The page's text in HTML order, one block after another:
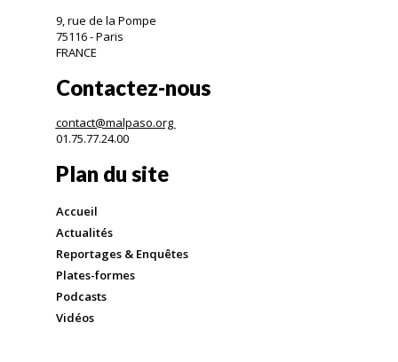
9, rue de la Pompe
75116 - Paris
FRANCE
Contactez-nous
contact@malpaso.org
01.75.77.24.00
Plan du site
Accueil
Actualités
Reportages & Enquêtes
Plates-formes
Podcasts
Vidéos